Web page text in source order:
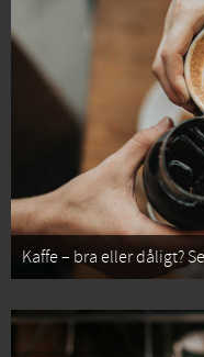
Kaffe – bra eller dåligt?